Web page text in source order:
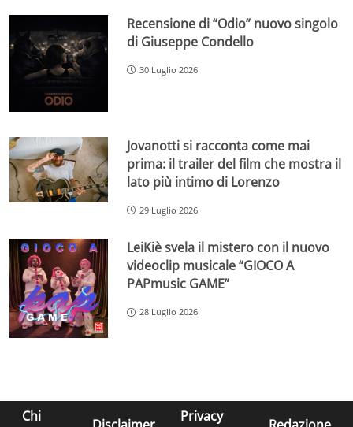
Recensione di “Odio” nuovo singolo
di Giuseppe Condello
30 Luglio 2026
Jovanotti si racconta come mai
prima: il trailer del film che mostra il
lato più intimo di Lorenzo
29 Luglio 2026
LeiKiè svela il mistero con il nuovo
videoclip musicale “GIOCO A
PAPmusic GAME”
28 Luglio 2026
Chi
Privacy